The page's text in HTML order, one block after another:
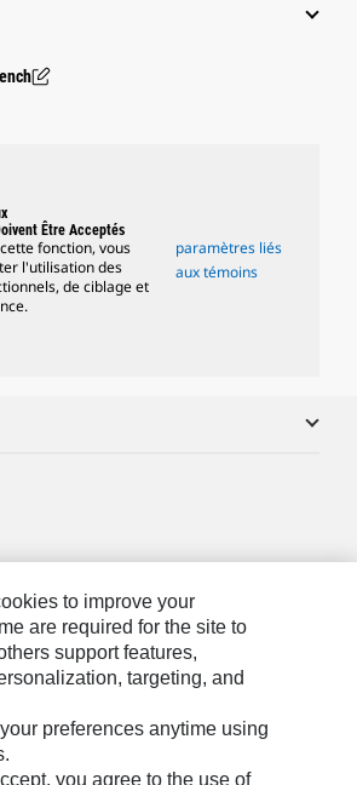
Être Acceptés
fonction, vous
l'utilisation des
de ciblage et
paramètres liés
aux témoins
to improve your
are required for the site to
support features,
targeting, and
preferences anytime using
you agree to the use of